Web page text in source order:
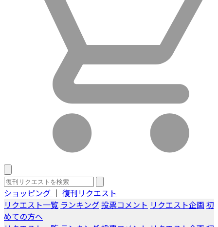
ショッピング ｜ 復刊リクエスト
リクエスト一覧 ランキング投票コメント リクエスト企画 初
めての方へ